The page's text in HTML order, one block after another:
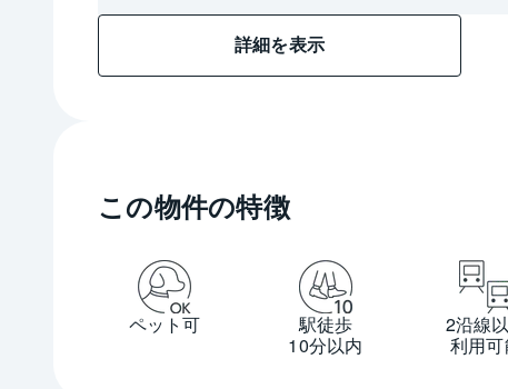
詳細を表示
この物件の特徴
ペット可
駅徒歩
10分以内
2沿線
利用